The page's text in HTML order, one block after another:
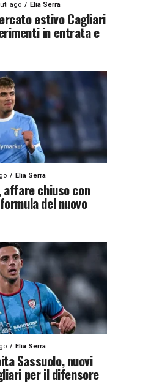
ago Elia Serra
estivo Cagliari
in entrata e
Elia Serra
affare chiuso con
del nuovo
Elia Serra
Sassuolo, nuovi
per il difensore